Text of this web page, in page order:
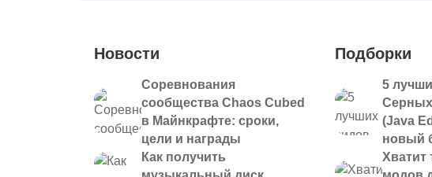
Новости
Соревнования
сообщества Chaos Cubed
в Майнкрафте: сроки,
цели и награды
Как получить
Подборки
5
(Java
новый
Хватит